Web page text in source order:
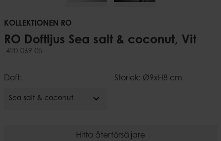
KOLLEKTIONEN RO
RO Doftljus Sea salt & coconut, Vit
420-069-05
Doft:
Sea salt & coconut expand_more
Storlek: Ø9xH8 cm
Hitta återförsäljare